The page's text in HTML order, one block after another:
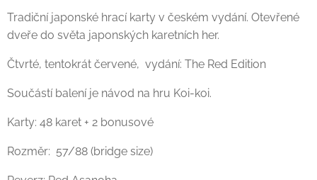
Tradiční japonské hrací karty v českém vydání. Otevřené
dveře do světa japonských karetních her.
Čtvrté, tentokrát červené, vydání: The Red Edition
Součástí balení je návod na hru Koi-koi.
Karty: 48 karet + 2 bonusové
Rozměr: 57/88 (bridge size)